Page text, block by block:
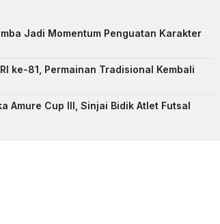
Jadi Momentum Penguatan Karakter
ke-81, Permainan Tradisional Kembali
Amure Cup III, Sinjai Bidik Atlet Futsal